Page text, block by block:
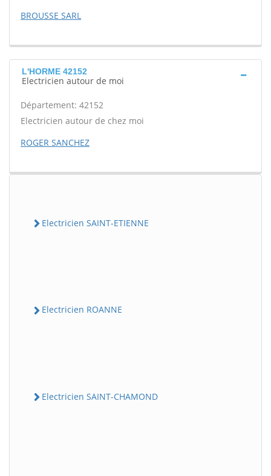
BROUSSE SARL
L'HORME 42152
Electricien autour de moi
Département: 42152
Electricien autour de chez moi
ROGER SANCHEZ
Electricien SAINT-ETIENNE
Electricien ROANNE
Electricien SAINT-CHAMOND